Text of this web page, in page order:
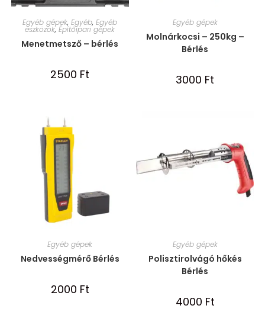
Egyéb gépek,Egyéb,Egyéb
eszközök,Építőipari gépek
Menetmetsző – bérlés
2500 Ft
Egyéb gépek
Molnárkocsi – 250kg –
Bérlés
3000 Ft
Egyéb gépek
Nedvességmérő Bérlés
2000 Ft
Egyéb gépek
Polisztirolvágó hőkés
Bérlés
4000 Ft